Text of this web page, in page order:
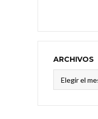
ARCHIVOS